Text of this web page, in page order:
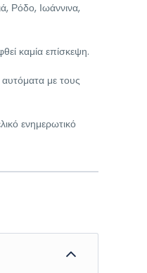
Ρόδο, Ιωάννινα,
καμία επίσκεψη.
με τους
ενημερωτικό